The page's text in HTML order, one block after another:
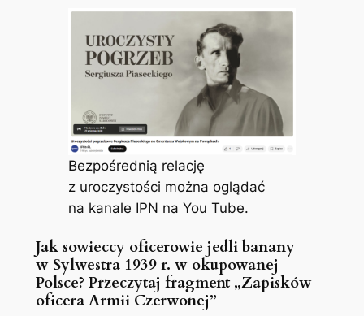
Bezpośrednią relację
z uroczystości można oglądać
na kanale IPN na You Tube.
Jak sowieccy oficerowie jedli banany
w Sylwestra 1939 r. w okupowanej
Polsce? Przeczytaj fragment „Zapisków
oficera Armii Czerwonej”